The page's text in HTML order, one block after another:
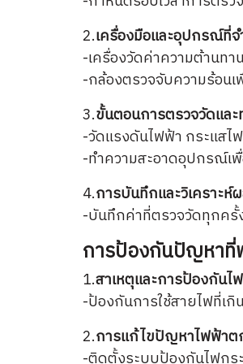
2.เครื่องมือและอุปกรณ์ที่
-เครื่องวัดค่าความต้านท
-กล้องตรวจจับความร้อน
3.ขั้นตอนการตรวจวัดแล
-วัดแรงดันไฟฟ้า กระแสไ
-ทำความสะอาดอุปกรณ์เ
4.การบันทึกและวิเคราะห์
-บันทึกค่าที่ตรวจวัดทุกครั้
การป้องกันปัญหาที่
1.สาเหตุและการป้องกันไ
-ป้องกันการใช้สายไฟที่เ
2.การแก้ไขปัญหาไฟฟ้าต
-ติดตั้งระบบป้องกันไฟกร